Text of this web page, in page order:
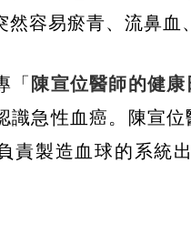
然容易瘀青、流鼻血
「 陳宣位醫師的健康
識急性血癌。陳宣
責製造血球的系統